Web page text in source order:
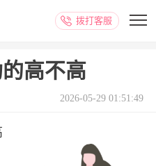
拨打客服
高不高
2026-05-29 01:51:49